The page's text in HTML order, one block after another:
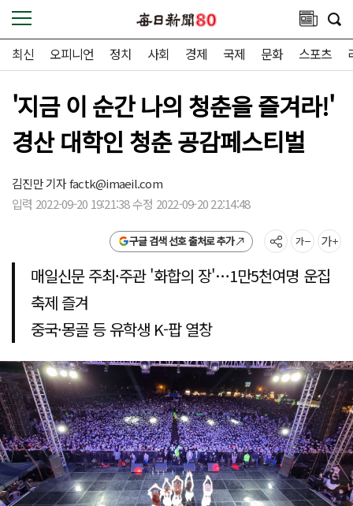
최신 오피니언 정치 사회 경제 국제 문화 스포츠
'지금 이 순간 나의 청춘을 즐겨라!'
경산 대학인 청춘 공감페스티벌
김진만 기자factk@imaeil.com
입력 2022-09-20 19:21:38 수정 2022-09-20 22:14:48
구글 검색 선호 출처로 추가
매일신문 주최·주관 '화합의 장'…1만5천여명 운집
축제 즐겨
중국·몽골 등 유학생 K-팝 열창